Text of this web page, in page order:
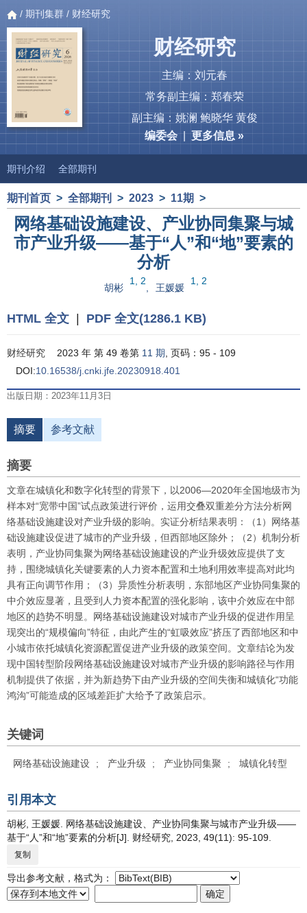
/ 期刊集群 / 财经研究
财经研究
主编：刘元春
常务副主编：郑春荣
副主编：姚澜 鲍晓华 黄俊
编委会|更多信息 »
期刊介绍 全部期刊
期刊首页 > 全部期刊 > 2023 > 11期 >
网络基础设施建设、产业协同集聚与城
市产业升级——基于“人”和“地”要素的
分析
胡彬
1, 2
王媛媛
1, 2
HTML 全文 PDF 全文(1286.1 KB)
财经研究 2023 年 第 49 卷第 11 期 , 页码：95 - 109
DOI:10.16538/j.cnki.jfe.20230918.401
出版日期：2023年11月3日
摘要 参考文献
摘要
文章在城镇化和数字化转型的背景下，以2006—2020年全国地级市为
样本对“宽带中国”试点政策进行评价，运用交叠双重差分方法分析网
络基础设施建设对产业升级的影响。实证分析结果表明：（1）网络基
础设施建设促进了城市的产业升级，但西部地区除外；（2）机制分析
表明，产业协同集聚为网络基础设施建设的产业升级效应提供了支
持，围绕城镇化关键要素的人力资本配置和土地利用效率提高对此均
具有正向调节作用；（3）异质性分析表明，东部地区产业协同集聚的
中介效应显著，且受到人力资本配置的强化影响，该中介效应在中部
地区的趋势不明显。网络基础设施建设对城市产业升级的促进作用呈
现突出的“规模偏向”特征，由此产生的“虹吸效应”挤压了西部地区和中
小城市依托城镇化资源配置促进产业升级的政策空间。文章结论为发
现中国转型阶段网络基础设施建设对城市产业升级的影响路径与作用
机制提供了依据，并为新趋势下由产业升级的空间失衡和城镇化“功能
鸿沟”可能造成的区域差距扩大给予了政策启示。
关键词
网络基础设施建设 ; 产业升级 ; 产业协同集聚 ; 城镇化转型
引用本文
胡彬, 王媛媛. 网络基础设施建设、产业协同集聚与城市产业升级——
基于“人”和“地”要素的分析[J]. 财经研究, 2023, 49(11): 95-109.
复制
导出参考文献，格式为：